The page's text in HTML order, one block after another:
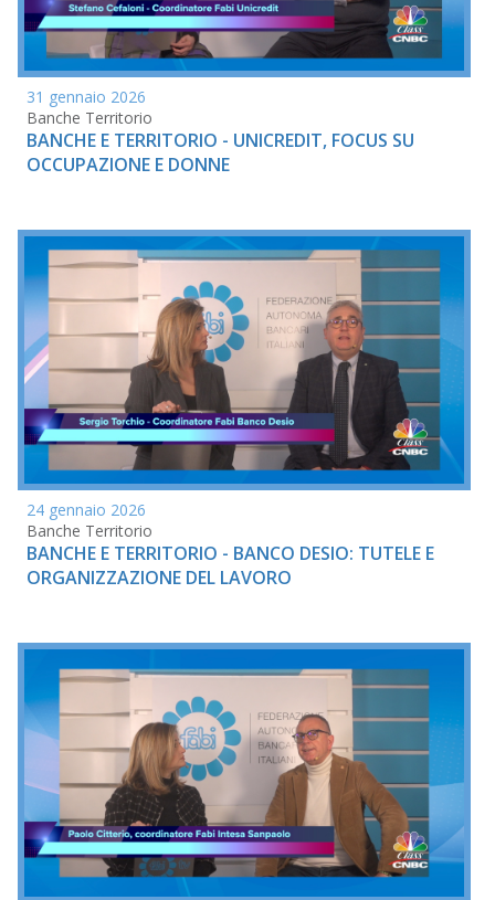
31 gennaio 2026
Banche Territorio
BANCHE E TERRITORIO - UNICREDIT, FOCUS SU
OCCUPAZIONE E DONNE
24 gennaio 2026
Banche Territorio
BANCHE E TERRITORIO - BANCO DESIO: TUTELE E
ORGANIZZAZIONE DEL LAVORO